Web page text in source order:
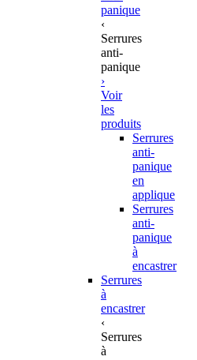
panique
‹
Serrures
anti-
panique
›
Voir
les
produits
Serrures
anti-
panique
en
applique
Serrures
anti-
panique
à
encastrer
Serrures
à
encastrer
‹
Serrures
à